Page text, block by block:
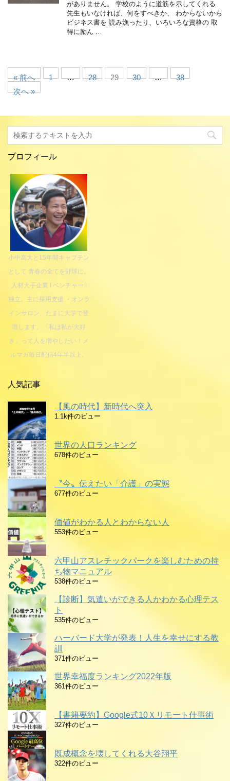
がありません。 学校のように道筋を示してくれる
先生もいなければ、何をすべきか、 わからないから
ビジネス書を 読み漁ったり、いろいろな資格の 取
得に励ん …
« 前へ 1 … 28 29 30 …
38
次へ »
プロフィール
小中高大と15年間キャプテン
として 青春の全てを野球に。
人材大手企業 I ベンチャー I
独立。主に採用支援 ・オンラ
インサロン、たまに大学で登
壇します。「私は私が大好
き」って人を増やしたい！メ
ルマガ毎日配信4年半以上。
人気記事
【風の時代】新時代へ突入
1.1k件のビュー
世界の人口ランキング
678件のビュー
〝今〟伝えたい「介護」の実態
677件のビュー
価値がわかる人とわからない人
553件のビュー
六甲山アスレチックパークを楽しむための持
ち物マニュアル
538件のビュー
【診断】気遣いができる人かわかる心理テス
ト
535件のビュー
ハーバード大学が発表！人生を幸せにする教
訓
371件のビュー
世界幸福度ランキング2022年版
361件のビュー
【書籍要約】Google式10Ｘリモート仕事術
327件のビュー
既成概念を壊してくれる大谷翔平
322件のビュー